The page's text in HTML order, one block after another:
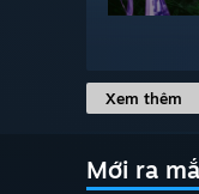
Xem thêm
Mới ra